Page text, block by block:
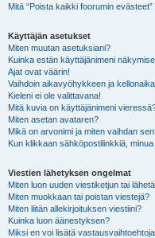
Mitä “Poista kaikki foorumin
Käyttäjän asetukset
Miten muutan asetuksiani?
Kuinka estän käyttäjänimeni
Ajat ovat väärin!
Vaihdoin aikavyöhykkeen ja
Kieleni ei ole valittavana!
Mitä kuvia on käyttäjänimeni
Miten asetan avataren?
Mikä on arvonimi ja miten vaihdan
Kun klikkaan sähköpostilinkkiä,
Viestien lähetyksen ongelmat
Miten luon uuden viestiketjun tai
Miten muokkaan tai poistan viestejä?
Miten liitän allekirjoituksen viestiini?
Kuinka luon äänestyksen?
Miksi en voi lisätä